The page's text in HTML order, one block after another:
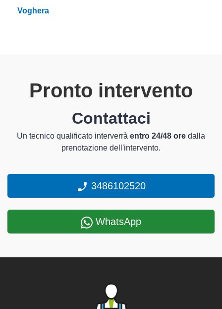
Voghera
Pronto intervento
Contattaci
Un tecnico qualificato interverrà entro 24/48 ore dalla
prenotazione dell'intervento.
3486102520
WhatsApp